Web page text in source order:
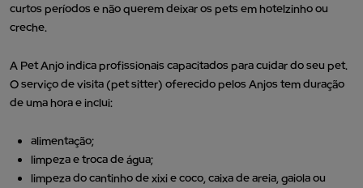
curtos períodos e não querem deixar os pets em hotelzinho ou
creche.
A Pet Anjo indica profissionais capacitados para cuidar do seu pet.
O serviço de visita (pet sitter) oferecido pelos Anjos tem duração
de uma hora e inclui:
alimentação;
limpeza e troca de água;
limpeza do cantinho de xixi e coco, caixa de areia, gaiola ou